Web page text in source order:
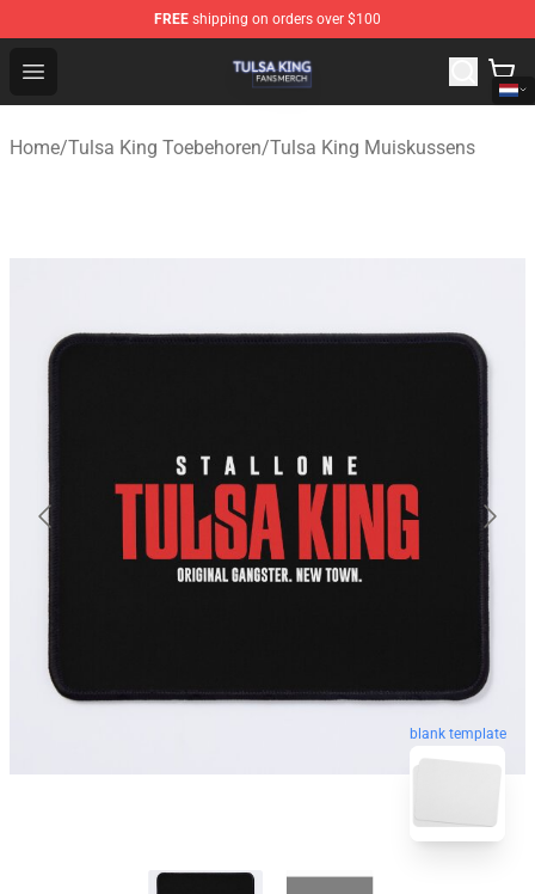
FREE shipping on orders over $100
Open menu
Tulsa King Shop - Official Tulsa King Merchandise Store
Home/Tulsa King Toebehoren/Tulsa King Muiskussens
blank template